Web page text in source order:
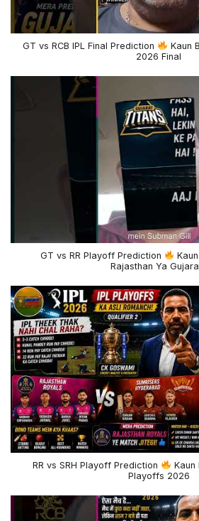
GT vs RCB IPL Final Prediction
Kaun
2026 Final
GT vs RR Playoff Prediction
Rajasthan Ya
RR vs SRH Playoff Prediction
Kaun
Playoffs 2026